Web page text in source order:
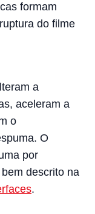
formam
do filme
a
aceleram a
o
O
por
descrito na
.